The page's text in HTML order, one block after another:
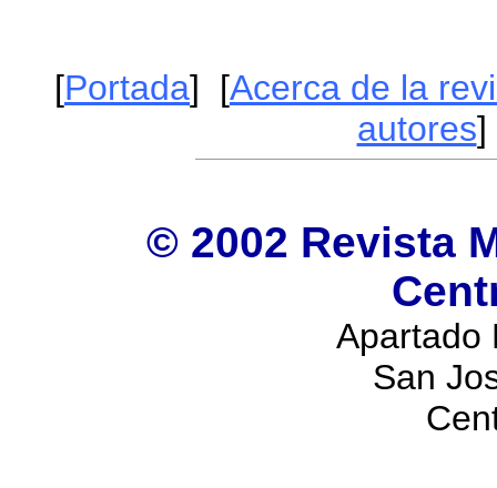
[Portada] [Acerca de la
autores
© 2002 Revista
Apartado
San